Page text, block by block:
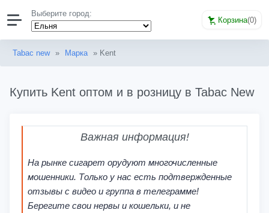
Выберите город:
Корзина(0)
Tabac new » Марка » Kent
Купить Kent оптом и в розницу в Tabac New
Важная информация!
На рынке сигарет орудуют многочисленные
мошенники. Только у нас есть подтвержденные
отзывы с видео и группа в телеграмме!
Берегите свои нервы и кошельки, и не